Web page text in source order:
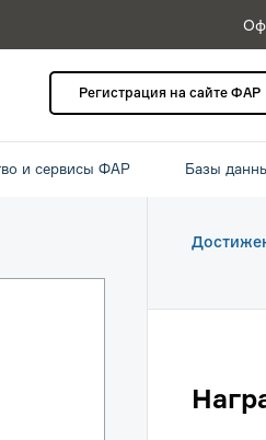
Регистрация на сайте ФАР
и сервисы ФАР Базы